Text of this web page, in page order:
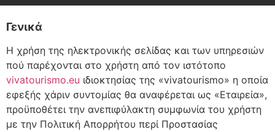
Γενικά
Η χρήση της ηλεκτρονικής σελίδας και των υπηρεσιών
πού παρέχονται στο χρήστη από τον ιστότοπο
vivatourismo.eu ιδιοκτησίας της «vivatourismo» η οποία
εφεξής χάριν συντομίας θα αναφέρεται ως «Εταιρεία»,
προϋποθέτει την ανεπιφύλακτη συμφωνία του χρήστη
με την Πολιτική Απορρήτου περί Προστασίας